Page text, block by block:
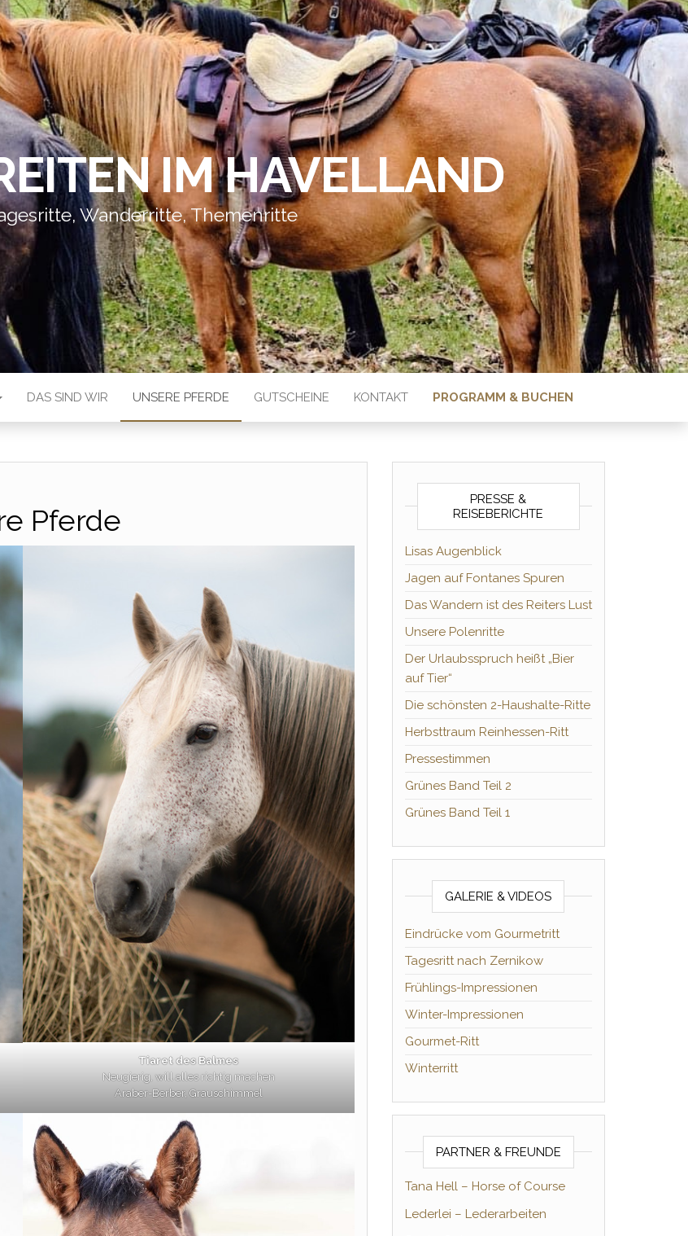
IM HAVELLAND
Wanderritte, Themenritte
DAS SIND WIR UNSERE PFERDE GUTSCHEINE KONTAKT PROGRAMM & BUCHEN
Pferde
Tiaret des Balmes
Neugierig, will alles richtig machen
Araber-Berber, Grauschimmel
PRESSE &
REISEBERICHTE
Lisas Augenblick
Jagen auf Fontanes Spuren
Das Wandern ist des Reiters Lust
Unsere Polenritte
Der Urlaubsspruch heißt „Bier
auf Tier“
Die schönsten 2-Haushalte-Ritte
Herbsttraum Reinhessen-Ritt
Pressestimmen
Grünes Band Teil 2
Grünes Band Teil 1
GALERIE & VIDEOS
Eindrücke vom Gourmetritt
Tagesritt nach Zernikow
Frühlings-Impressionen
Winter-Impressionen
Gourmet-Ritt
Winterritt
PARTNER & FREUNDE
Tana Hell – Horse of Course
Lederlei – Lederarbeiten